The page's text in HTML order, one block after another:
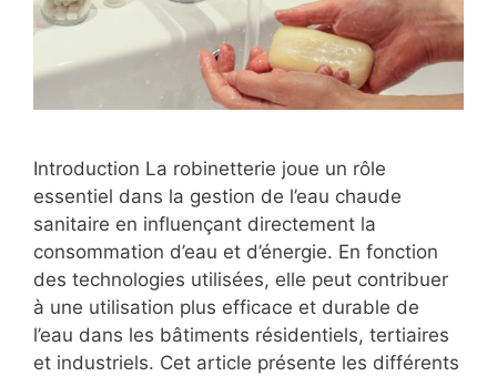
Introduction La robinetterie joue un rôle
essentiel dans la gestion de l’eau chaude
sanitaire en influençant directement la
consommation d’eau et d’énergie. En fonction
des technologies utilisées, elle peut contribuer
à une utilisation plus efficace et durable de
l’eau dans les bâtiments résidentiels, tertiaires
et industriels. Cet article présente les différents